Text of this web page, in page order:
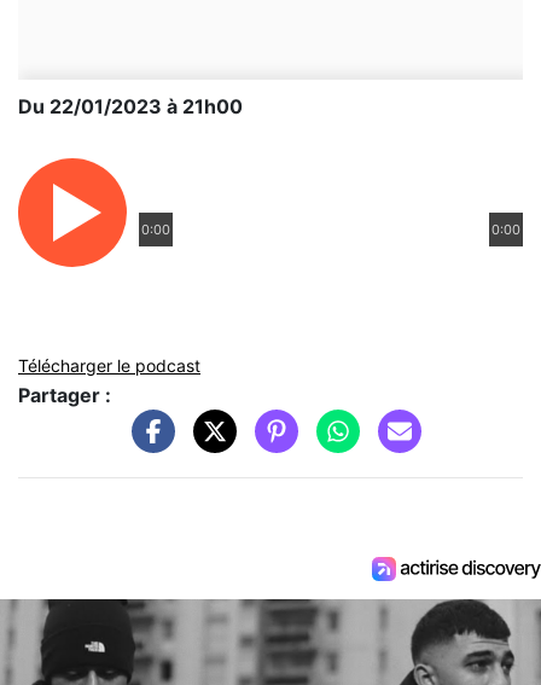
Du 22/01/2023 à 21h00
0:00 0:00
Télécharger le podcast
Partager :